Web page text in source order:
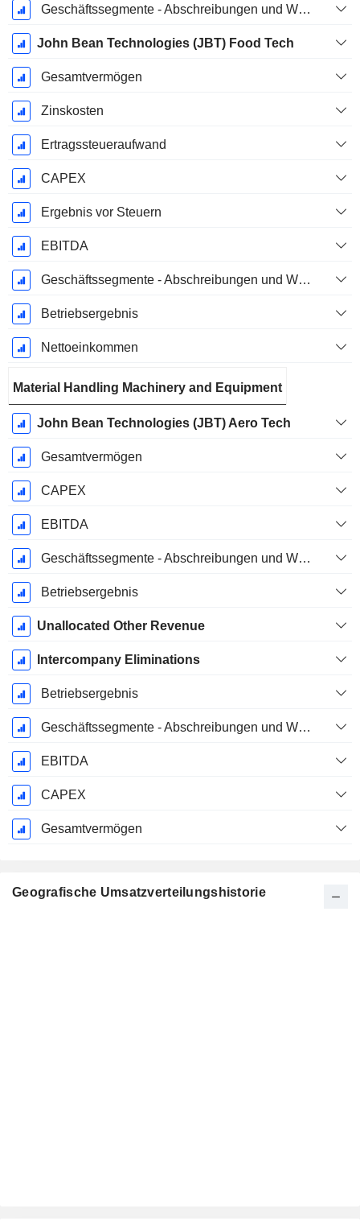
Geschäftssegmente - Abschreibungen und Wertminderungen
John Bean Technologies (JBT) Food Tech
Gesamtvermögen
Zinskosten
Ertragssteueraufwand
CAPEX
Ergebnis vor Steuern
EBITDA
Geschäftssegmente - Abschreibungen und Wertminderungen
Betriebsergebnis
Nettoeinkommen
Material Handling Machinery and Equipment
John Bean Technologies (JBT) Aero Tech
Gesamtvermögen
CAPEX
EBITDA
Geschäftssegmente - Abschreibungen und Wertminderungen
Betriebsergebnis
Unallocated Other Revenue
Intercompany Eliminations
Betriebsergebnis
Geschäftssegmente - Abschreibungen und Wertminderungen
EBITDA
CAPEX
Gesamtvermögen
Geografische Umsatzverteilungshistorie